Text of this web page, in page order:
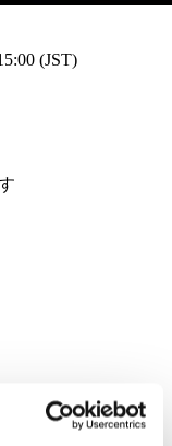
(JST)